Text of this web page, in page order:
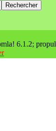
Rechercher
6.1.2;